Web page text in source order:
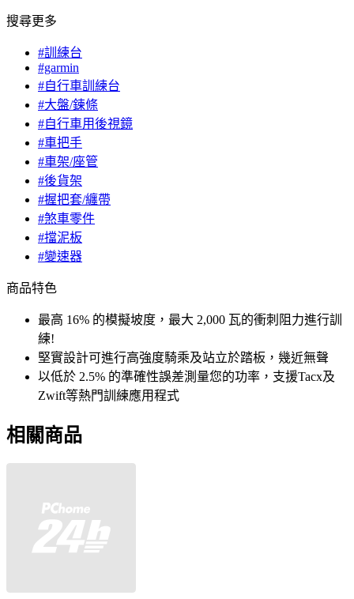
搜尋更多
#訓練台
#garmin
#自行車訓練台
#大盤/鍊條
#自行車用後視鏡
#車把手
#車架/座管
#後貨架
#握把套/纏帶
#煞車零件
#擋泥板
#變速器
商品特色
最高 16% 的模擬坡度，最大 2,000 瓦的衝刺阻力進行訓
練!
堅實設計可進行高強度騎乘及站立於踏板，幾近無聲
以低於 2.5% 的準確性誤差測量您的功率，支援Tacx及
Zwift等熱門訓練應用程式
相關商品